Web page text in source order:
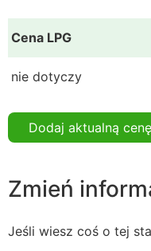
Cena LPG
nie dotyczy
Dodaj aktualną cenę
Zmień
Jeśli wiesz coś o tej